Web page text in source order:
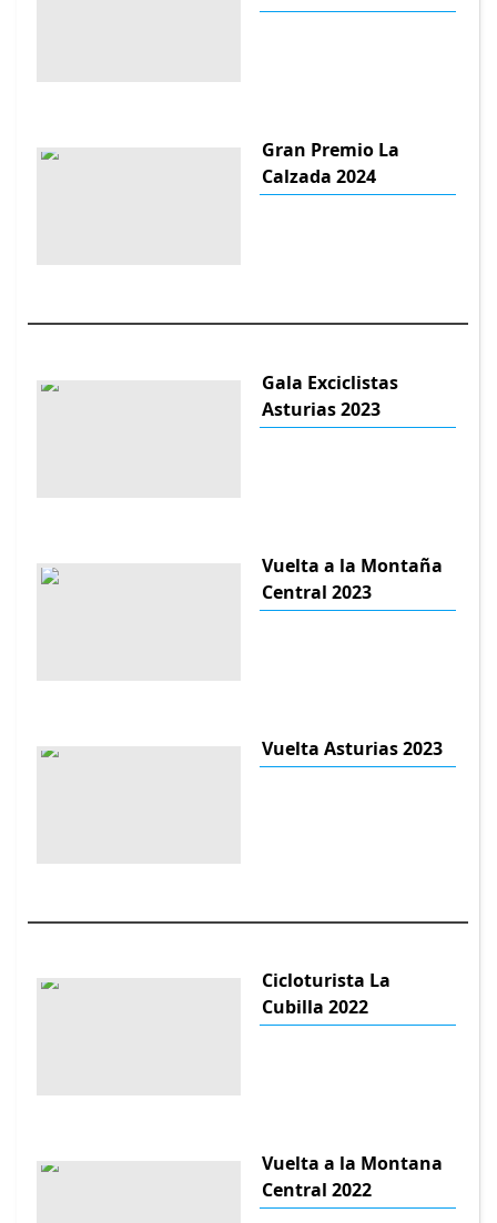
Gran Premio La
Calzada 2024
Gala Exciclistas
Asturias 2023
Vuelta a la Montaña
Central 2023
Vuelta Asturias 2023
Cicloturista La
Cubilla 2022
Vuelta a la Montana
Central 2022